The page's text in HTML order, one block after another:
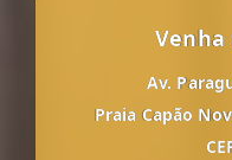
Venha
Av.
Praia Capão